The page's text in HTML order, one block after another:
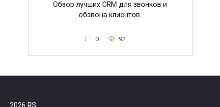
Обзор лучших CRM для звонков и
обзвона клиентов.
0 92
2026 RS